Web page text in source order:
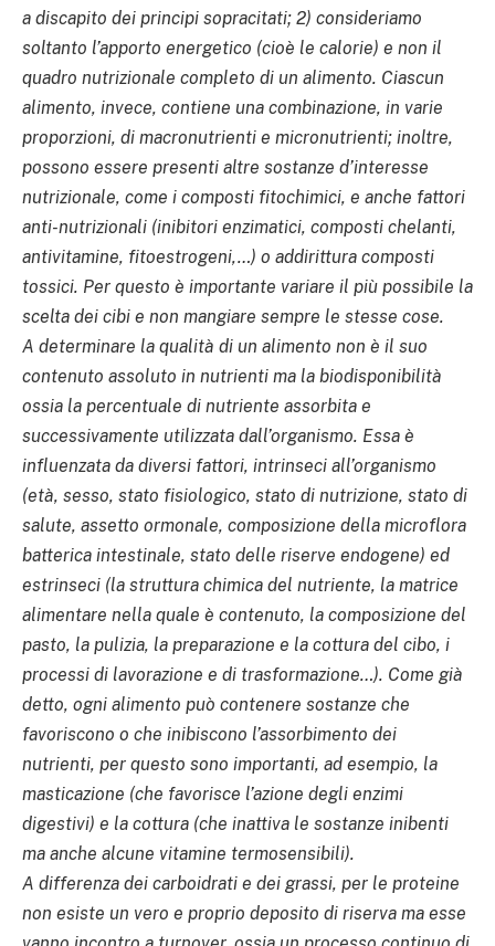
a discapito dei principi sopracitati; 2) consideriamo
soltanto l’apporto energetico (cioè le calorie) e non il
quadro nutrizionale completo di un alimento. Ciascun
alimento, invece, contiene una combinazione, in varie
proporzioni, di macronutrienti e micronutrienti; inoltre,
possono essere presenti altre sostanze d’interesse
nutrizionale, come i composti fitochimici, e anche fattori
anti-nutrizionali (inibitori enzimatici, composti chelanti,
antivitamine, fitoestrogeni,…) o addirittura composti
tossici. Per questo è importante variare il più possibile la
scelta dei cibi e non mangiare sempre le stesse cose.
A determinare la qualità di un alimento non è il suo
contenuto assoluto in nutrienti ma la biodisponibilità
ossia la percentuale di nutriente assorbita e
successivamente utilizzata dall’organismo. Essa è
influenzata da diversi fattori, intrinseci all’organismo
(età, sesso, stato fisiologico, stato di nutrizione, stato di
salute, assetto ormonale, composizione della microflora
batterica intestinale, stato delle riserve endogene) ed
estrinseci (la struttura chimica del nutriente, la matrice
alimentare nella quale è contenuto, la composizione del
pasto, la pulizia, la preparazione e la cottura del cibo, i
processi di lavorazione e di trasformazione…). Come già
detto, ogni alimento può contenere sostanze che
favoriscono o che inibiscono l’assorbimento dei
nutrienti, per questo sono importanti, ad esempio, la
masticazione (che favorisce l’azione degli enzimi
digestivi) e la cottura (che inattiva le sostanze inibenti
ma anche alcune vitamine termosensibili).
A differenza dei carboidrati e dei grassi, per le proteine
non esiste un vero e proprio deposito di riserva ma esse